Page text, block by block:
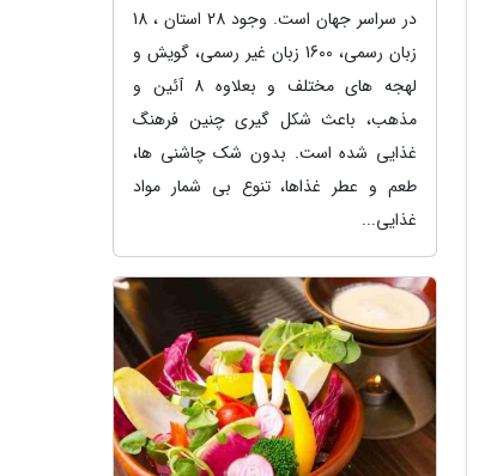
در سراسر جهان است. وجود 28 استان ، 18
زبان رسمی، 1600 زبان غیر رسمی، گویش و
لهجه های مختلف و بعلاوه 8 آئین و
مذهب، باعث شکل گیری چنین فرهنگ
غذایی شده است. بدون شک چاشنی ها،
طعم و عطر غذاها، تنوع بی شمار مواد
غذایی...